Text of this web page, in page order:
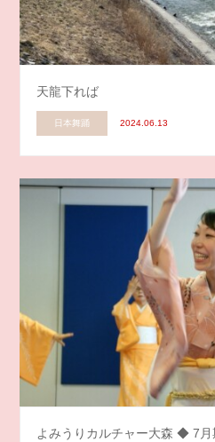
天龍下れば
日本舞踊 2024.06.13
よみうりカルチャー大森 ◆ 7月